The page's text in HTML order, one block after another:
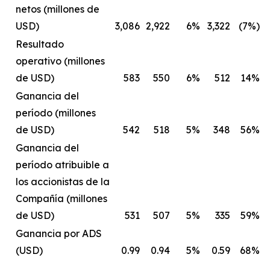
netos (millones de
USD)
3,086 2,922 6% 3,322
(7%)
Resultado
operativo (millones
de USD)
583 550 6% 512
14%
Ganancia del
período (millones
de USD)
542 518 5% 348
56%
Ganancia del
período atribuible a
los accionistas de la
Compañía (millones
de USD)
531 507 5% 335
59%
Ganancia por ADS
(USD)
0.99 0.94 5% 0.59
68%